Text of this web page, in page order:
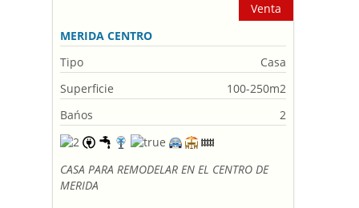
Venta
MERIDA CENTRO
Tipo
Casa
Superficie
100-250m2
Bańos
2
CASA PARA REMODELAR EN EL CENTRO DE
MERIDA